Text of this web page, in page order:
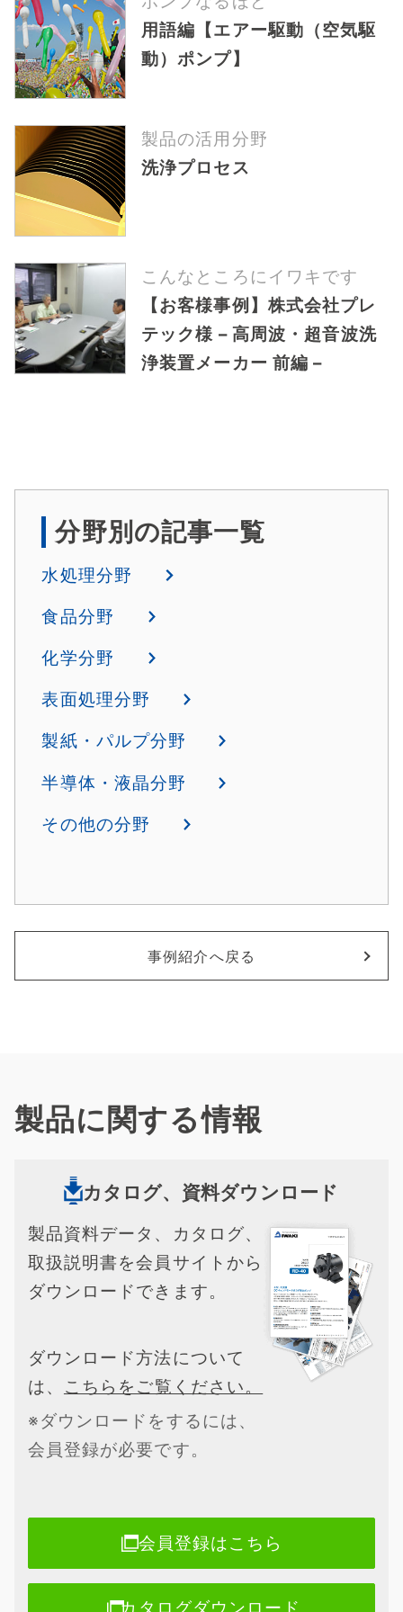
用語編【エアー駆動（空気駆
動）ポンプ】
製品の活用分野
洗浄プロセス
こんなところにイワキです
【お客様事例】株式会社プレ
テック様 – 高周波・超音波洗
浄装置メーカー 前編 –
分野別の記事一覧
水処理分野
食品分野
化学分野
表面処理分野
製紙・パルプ分野
半導体・液晶分野
その他の分野
事例紹介へ戻る
製品に関する情報
カタログ、資料ダウンロード
製品資料データ、カタログ、
取扱説明書を会員サイトから
ダウンロードできます。
ダウンロード方法について
は、 こちらをご覧ください。
※ダウンロードをするには、
会員登録が必要です。
会員登録はこちら